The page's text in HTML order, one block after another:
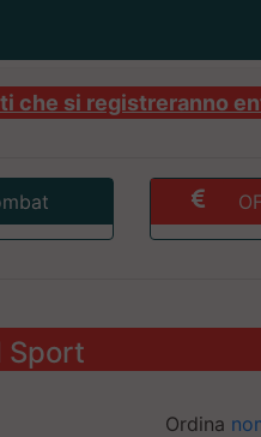
che si registreranno
Sport
Ordina